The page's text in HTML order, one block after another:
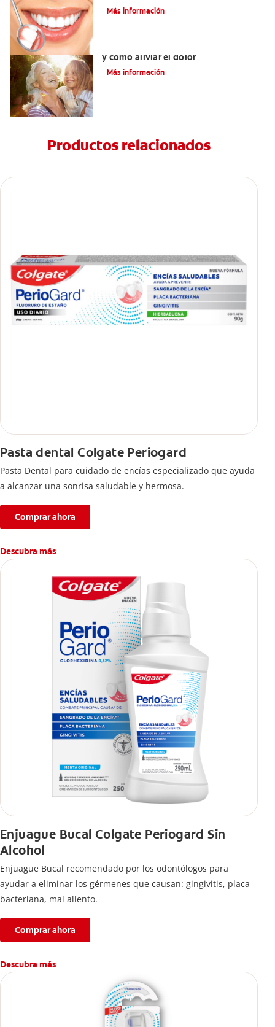
Más información
y cómo aliviar el dolor
Más información
Productos relacionados
Pasta dental Colgate Periogard
Pasta Dental para cuidado de encías especializado que ayuda
a alcanzar una sonrisa saludable y hermosa.
Comprar ahora
Descubra más
Enjuague Bucal Colgate Periogard Sin
Alcohol
Enjuague Bucal recomendado por los odontólogos para
ayudar a eliminar los gérmenes que causan: gingivitis, placa
bacteriana, mal aliento.
Comprar ahora
Descubra más